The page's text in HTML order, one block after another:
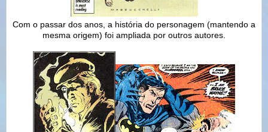
Com o passar dos anos, a história do personagem (mantendo a
mesma origem) foi ampliada por outros autores.